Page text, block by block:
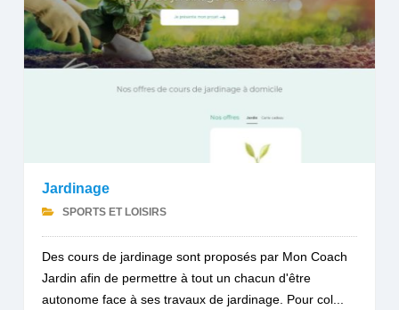
Jardinage
SPORTS ET LOISIRS
Des cours de jardinage sont proposés par Mon Coach
Jardin afin de permettre à tout un chacun d'être
autonome face à ses travaux de jardinage. Pour col...